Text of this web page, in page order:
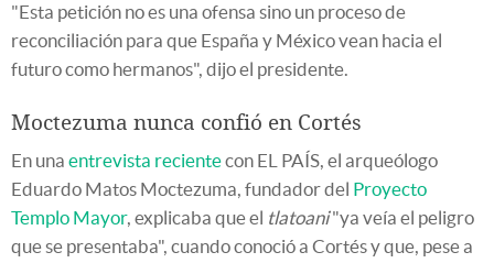
"Esta petición no es una ofensa sino un proceso de
reconciliación para que España y México vean hacia el
futuro como hermanos", dijo el presidente.
Moctezuma nunca confió en Cortés
En una entrevista recientecon EL PAÍS, el arqueólogo
Eduardo Matos Moctezuma, fundador del Proyecto
Templo Mayor, explicaba que el tlatoani"ya veía el peligro
que se presentaba", cuando conoció a Cortés y que, pese a